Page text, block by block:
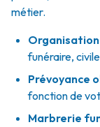
métier.
funéraire,
Prévoyance
fonction de
Marbrerie